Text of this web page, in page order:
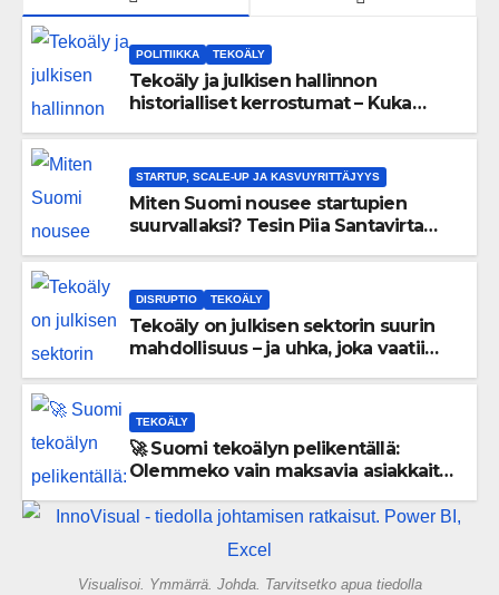
POLITIIKKA TEKOÄLY
Tekoäly ja julkisen hallinnon
historialliset kerrostumat – Kuka
STARTUP, SCALE-UP JA KASVUYRITTÄJYYS
Miten Suomi nousee startupien
suurvallaksi? Tesin Piia Santavirta
DISRUPTIO TEKOÄLY
Tekoäly on julkisen sektorin suurin
mahdollisuus – ja uhka, joka vaatii
TEKOÄLY
🚀 Suomi tekoälyn pelikentällä:
Olemmeko vain maksavia asiakkaita
gigatehtaan?
Visualisoi. Ymmärrä. Johda. Tarvitsetko apua tiedolla